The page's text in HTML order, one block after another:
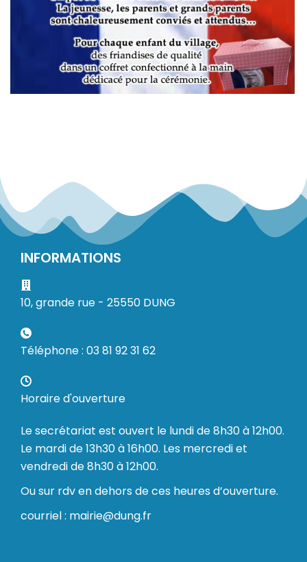
INFORMATIONS
10, grande rue - 25550 DUNG
Téléphone : 03 81 92 31 62
Horaire d'ouverture
Le secrétariat est ouvert le lundi de 8h30 à 12h00.
Le mardi de 13h30 à 16h00. Les mercredi et
vendredi de 8h30 à 12h00.
Ou sur rdv en dehors de ces heures d’ouverture.
courriel : mairie@dung.fr